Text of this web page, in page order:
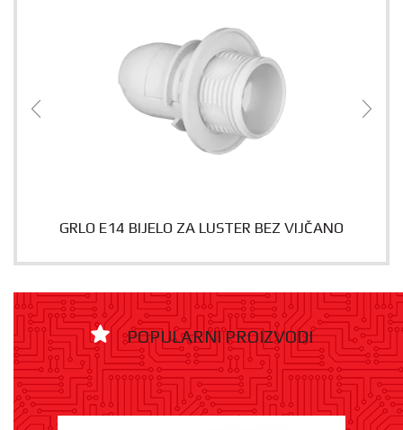
GRLO E14 BIJELO ZA LUSTER BEZ VIJČANO
POPULARNI PROIZVODI